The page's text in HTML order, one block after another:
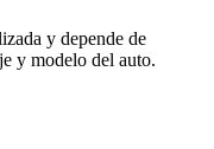
y depende de
y modelo del auto.